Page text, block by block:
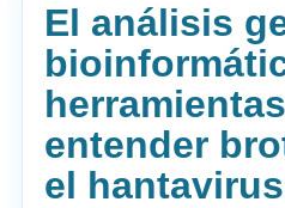
El análisis
entender
el hantavirus